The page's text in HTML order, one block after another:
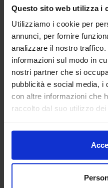
Questo sito web utilizza i
Utilizziamo i cookie per
annunci, per fornire
analizzare il nostro
informazioni sul modo in
nostri partner che si
pubblicità e social media, i
con altre informazioni che
raccolto dal suo utilizzo
macchine utensili siano essi
Vai